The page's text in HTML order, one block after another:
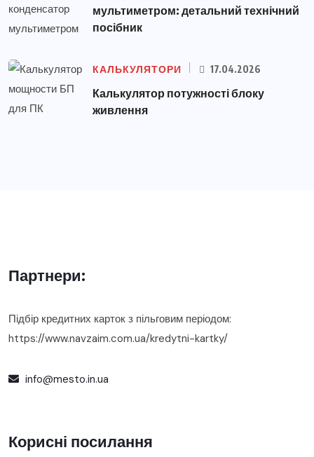
мультиметром: детальний технічний
посібник
КАЛЬКУЛЯТОРИ 17.04.2026
Калькулятор потужності блоку
живлення
Партнери:
Підбір кредитних карток з пільговим періодом:
https://www.navzaim.com.ua/kredytni-kartky/
info@mesto.in.ua
Корисні посилання